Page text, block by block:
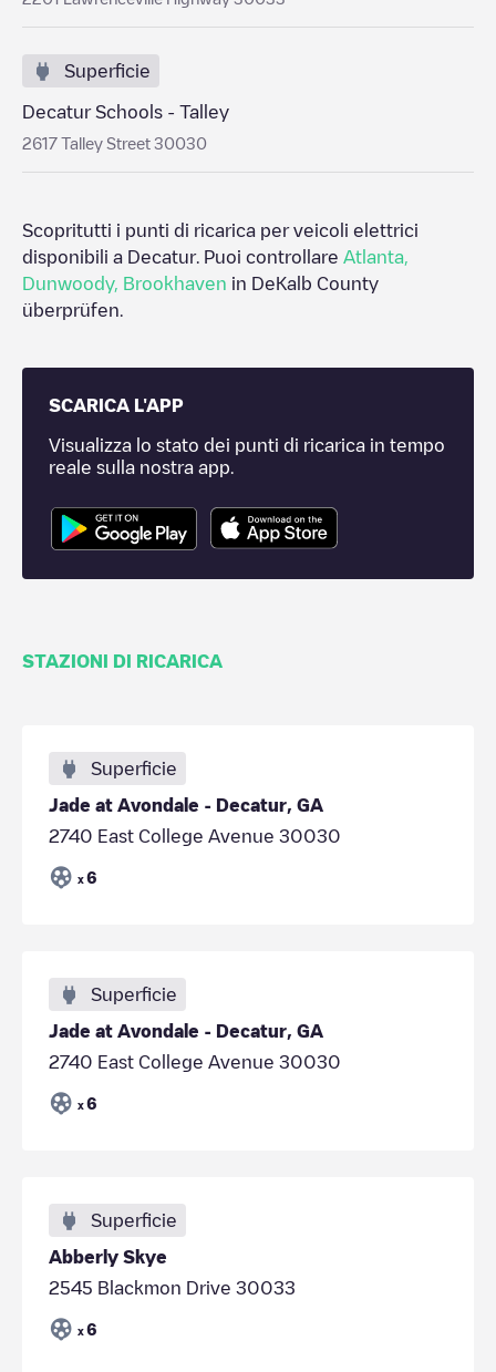
Superficie
Decatur Schools - Talley
2617 Talley Street 30030
Scopritutti i punti di ricarica per veicoli elettrici
disponibili a Decatur. Puoi controllare Atlanta
Dunwoody, Brookhaven in DeKalb County
überprüfen.
SCARICA L'APP
Visualizza lo stato dei punti di ricarica in tempo
reale sulla nostra app.
STAZIONI DI RICARICA
Superficie
Jade at Avondale - Decatur, GA
2740 East College Avenue 30030
x 6
Superficie
Jade at Avondale - Decatur, GA
2740 East College Avenue 30030
x 6
Superficie
Abberly Skye
2545 Blackmon Drive 30033
x 6